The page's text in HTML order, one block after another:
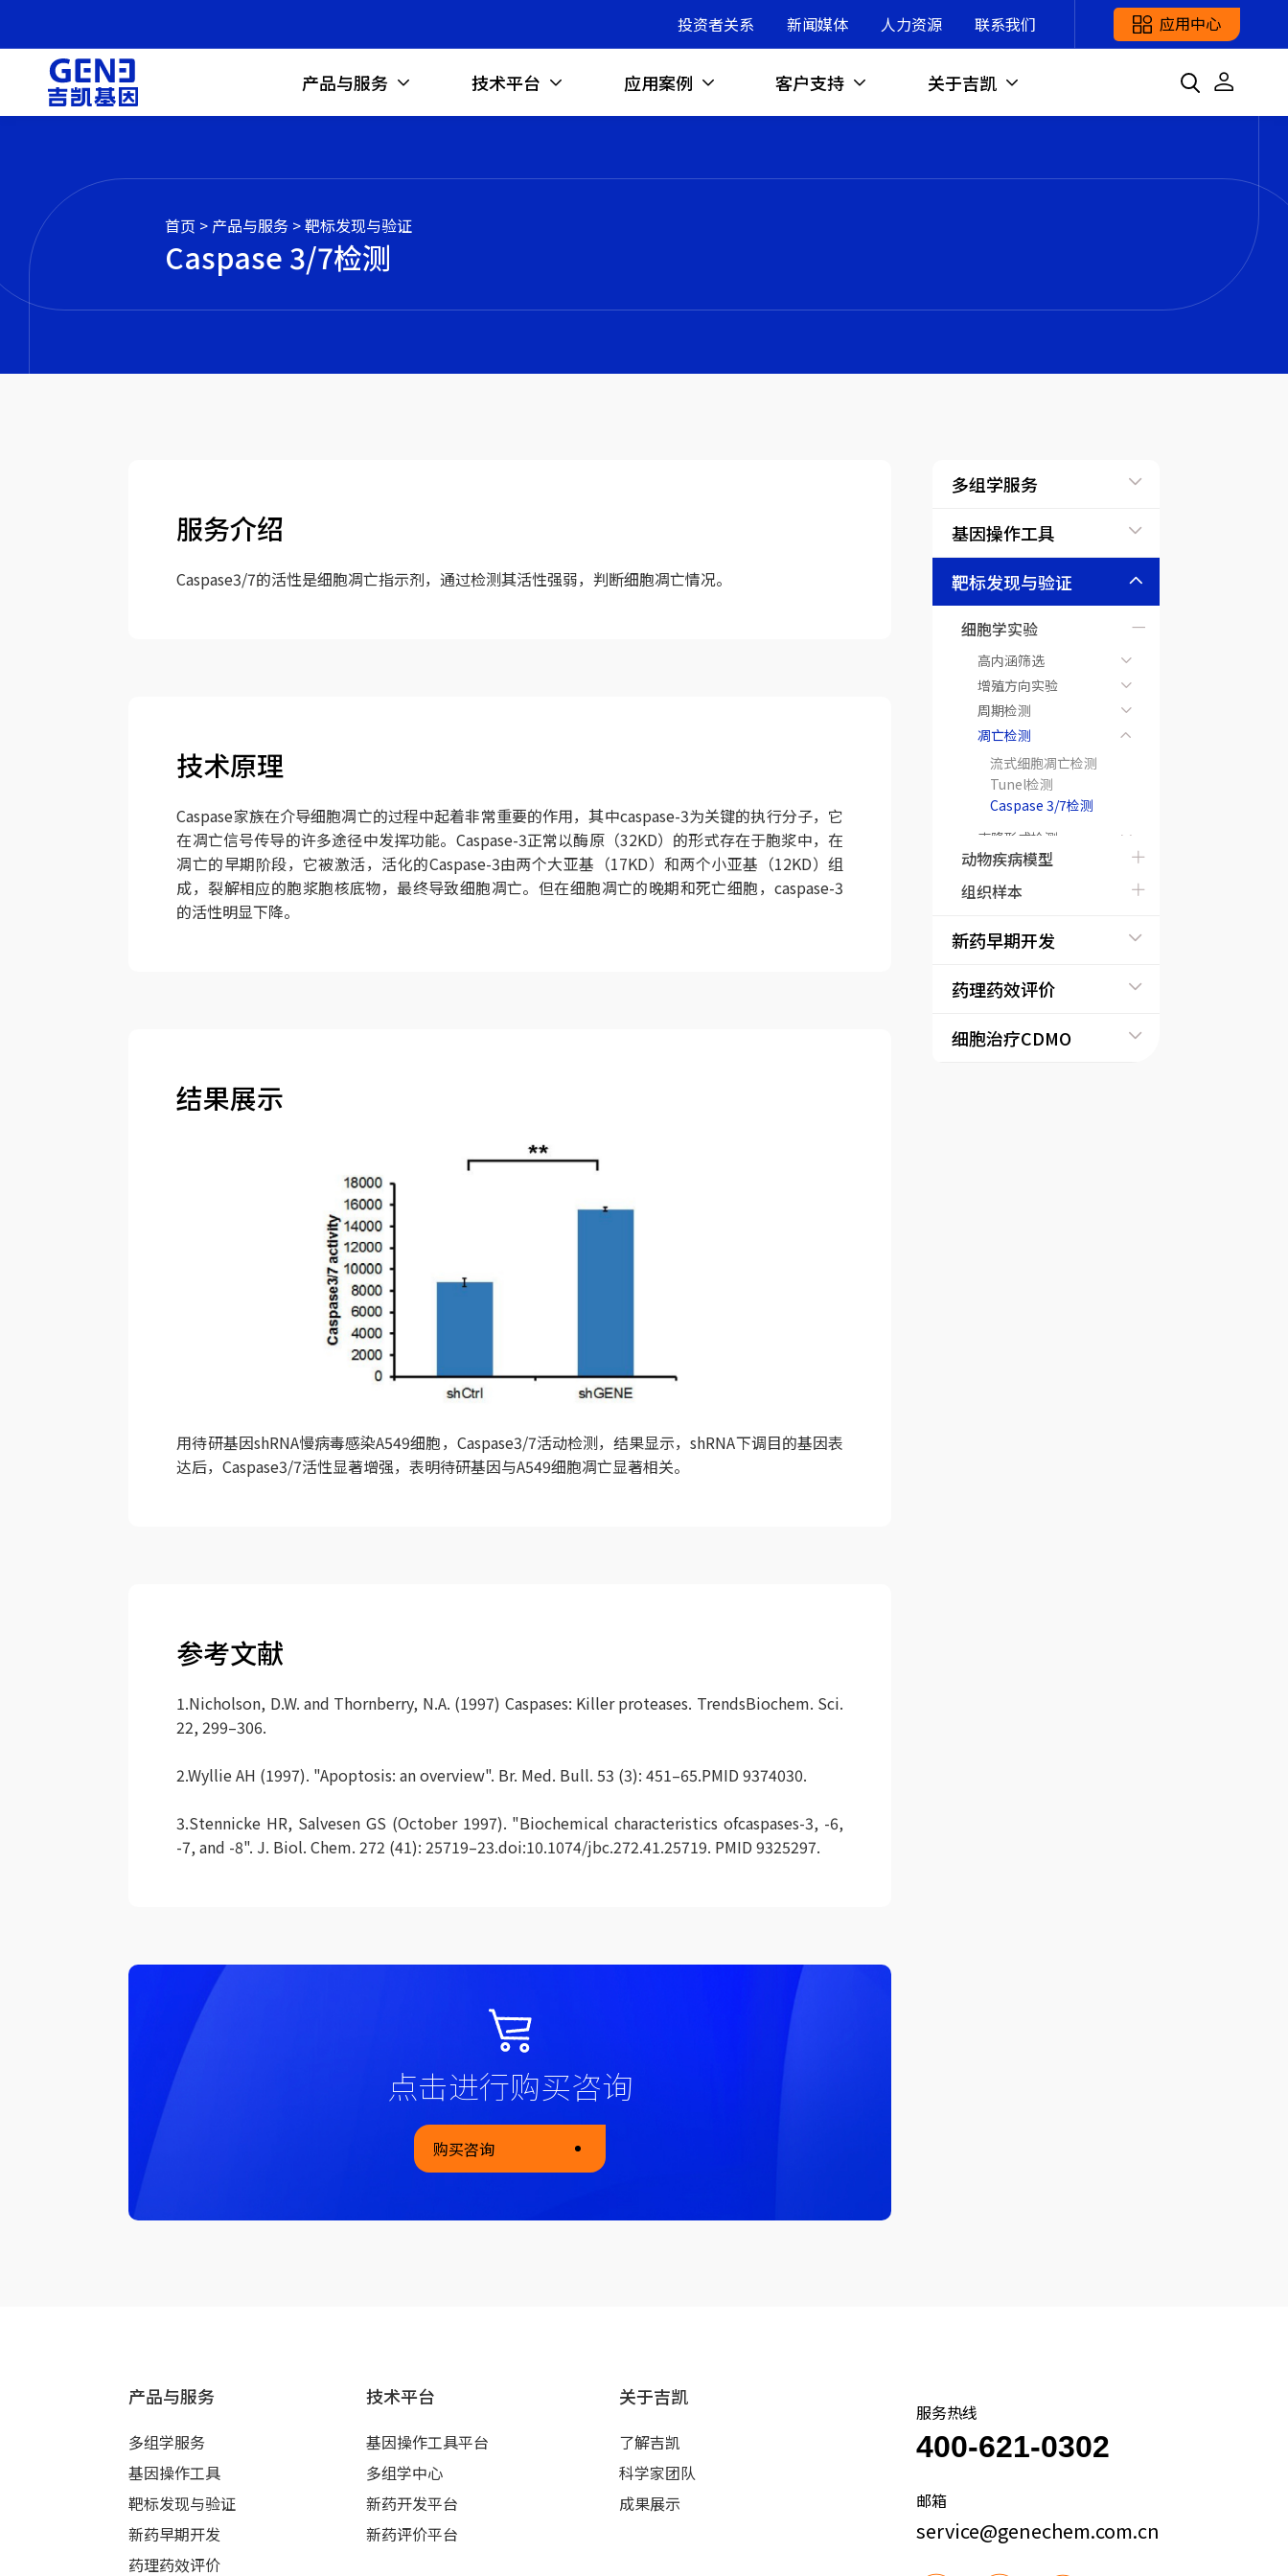
投资者关系 新闻媒体 人力资源 联系我们 应用中心
产品与服务 技术平台 应用案例 客户支持 关于吉凯
首页 > 产品与服务 >靶标发现与验证
Caspase 3/7检测
服务介绍
Caspase3/7的活性是细胞凋亡指示剂，通过检测其活性强弱，判断细胞凋亡情况。
技术原理
Caspase家族在介导细胞凋亡的过程中起着非常重要的作用，其中caspase-3为关键的执行分子，它
在凋亡信号传导的许多途径中发挥功能。Caspase-3正常以酶原（32KD）的形式存在于胞浆中，在
凋亡的早期阶段，它被激活，活化的Caspase-3由两个大亚基（17KD）和两个小亚基（12KD）组
成，裂解相应的胞浆胞核底物，最终导致细胞凋亡。但在细胞凋亡的晚期和死亡细胞，caspase-3
的活性明显下降。
结果展示
用待研基因shRNA慢病毒感染A549细胞，Caspase3/7活动检测，结果显示，shRNA下调目的基因表
达后，Caspase3/7活性显著增强，表明待研基因与A549细胞凋亡显著相关。
参考文献
1.Nicholson, D.W. and Thornberry, N.A. (1997) Caspases: Killer proteases. TrendsBiochem. Sci.
22, 299–306.
2.Wyllie AH (1997). "Apoptosis: an overview". Br. Med. Bull. 53 (3): 451–65.PMID 9374030.
3.Stennicke HR, Salvesen GS (October 1997). "Biochemical characteristics ofcaspases-3, -6,
-7, and -8". J. Biol. Chem. 272 (41): 25719–23.doi:10.1074/jbc.272.41.25719. PMID 9325297.
点击进行购买咨询
购买咨询
多组学服务
基因操作工具
靶标发现与验证
细胞学实验
高内涵筛选
增殖方向实验
周期检测
凋亡检测
流式细胞凋亡检测
Tunel检测
Caspase 3/7检测
克隆形成检测
转移实验
血管形成检测
动物疾病模型
组织样本
新药早期开发
药理药效评价
细胞治疗CDMO
产品与服务
多组学服务
基因操作工具
靶标发现与验证
新药早期开发
药理药效评价
技术平台
基因操作工具平台
多组学中心
新药开发平台
新药评价平台
关于吉凯
了解吉凯
科学家团队
成果展示
服务热线
400-621-0302
邮箱
service@genechem.com.cn